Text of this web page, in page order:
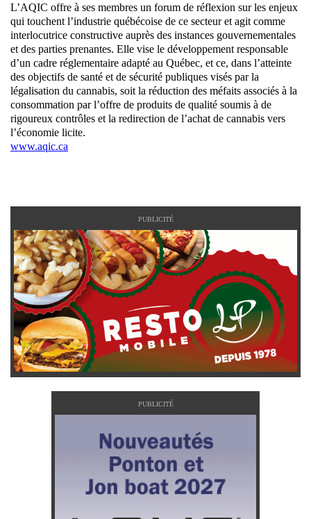
L’AQIC offre à ses membres un forum de réflexion sur les enjeux
qui touchent l’industrie québécoise de ce secteur et agit comme
interlocutrice constructive auprès des instances gouvernementales
et des parties prenantes. Elle vise le développement responsable
d’un cadre réglementaire adapté au Québec, et ce, dans l’atteinte
des objectifs de santé et de sécurité publiques visés par la
légalisation du cannabis, soit la réduction des méfaits associés à la
consommation par l’offre de produits de qualité soumis à de
rigoureux contrôles et la redirection de l’achat de cannabis vers
l’économie licite.
www.aqic.ca
PUBLICITÉ
PUBLICITÉ